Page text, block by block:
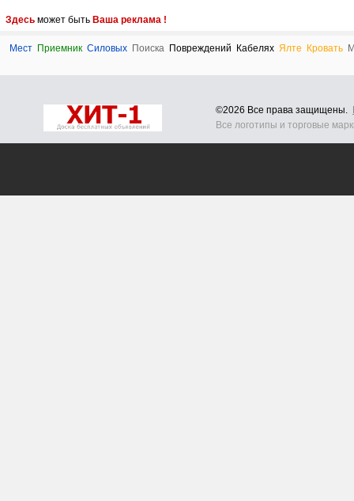
Здесь может быть Ваша реклама !
Мест Приемник Силовых Поиска Повреждений Кабелях Ялте Кровать
©2026 Все права защищены.
Все логотипы и торговые